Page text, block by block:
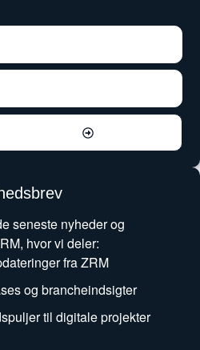
seneste nyheder og
hvor vi deler:
fra ZRM
og brancheindsigter
til digitale projekter